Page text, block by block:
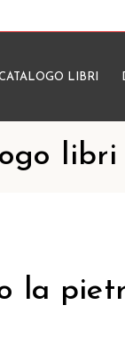
LIBRI
libri
la